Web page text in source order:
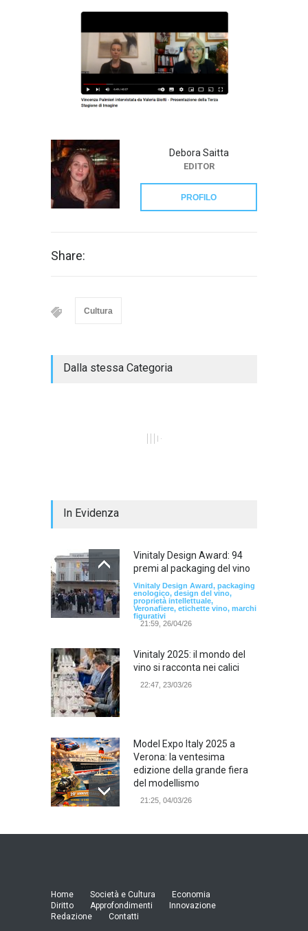
Debora Saitta
EDITOR
PROFILO
Share:
Cultura
Dalla stessa Categoria
In Evidenza
Vinitaly Design Award: 94
premi al packaging del vino
Vinitaly Design Award, packaging
enologico, design del vino,
proprietà intellettuale,
Veronafiere, etichette vino, marchi
figurativi
21:59, 26/04/26
Vinitaly 2025: il mondo del
vino si racconta nei calici
22:47, 23/03/26
Model Expo Italy 2025 a
Verona: la ventesima
edizione della grande fiera
del modellismo
21:25, 04/03/26
Verona Domani, aumenta il
In Memoria di Albino Perolo:
Home Società e Cultura
Economia
Diritto
Approfondimenti
Innovazione
Redazione
Contatti